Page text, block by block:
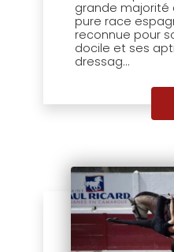
grande majorité
pure race
reconnue pour
docile et ses
dressag...